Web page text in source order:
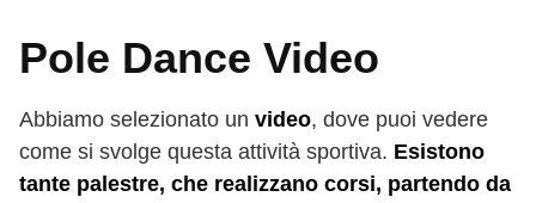
Pole Dance Video
Abbiamo selezionato un video, dove puoi vedere
come si svolge questa attività sportiva. Esistono
tante palestre, che realizzano corsi, partendo da